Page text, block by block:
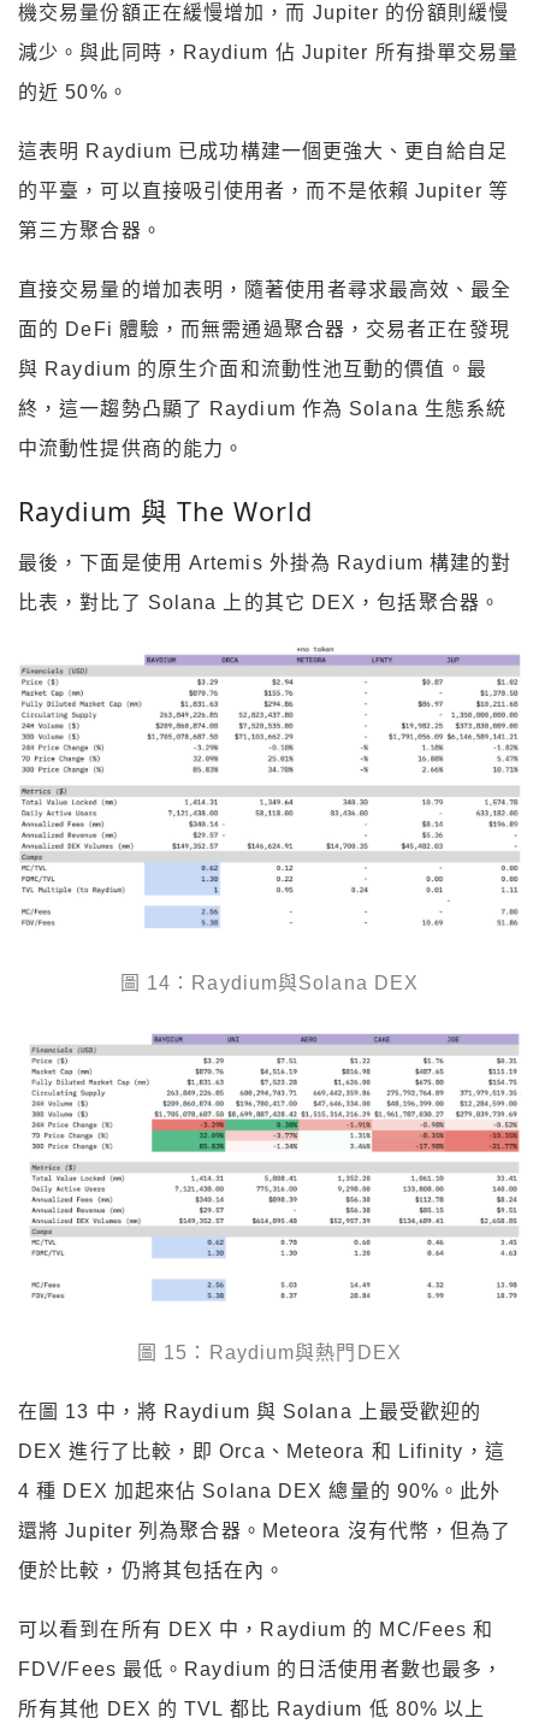
機交易量份額正在緩慢增加，而 Jupiter 的份額則緩慢
減少。與此同時，Raydium 佔 Jupiter 所有掛單交易量
的近 50%。
這表明 Raydium 已成功構建一個更強大、更自給自足
的平臺，可以直接吸引使用者，而不是依賴 Jupiter 等
第三方聚合器。
直接交易量的增加表明，隨著使用者尋求最高效、最全
面的 DeFi 體驗，而無需通過聚合器，交易者正在發現
與 Raydium 的原生介面和流動性池互動的價值。最
終，這一趨勢凸顯了 Raydium 作為 Solana 生態系統
中流動性提供商的能力。
Raydium 與 The World
最後，下面是使用 Artemis 外掛為 Raydium 構建的對
比表，對比了 Solana 上的其它 DEX，包括聚合器。
圖 14：Raydium與Solana DEX
圖 15：Raydium與熱門DEX
在圖 13 中，將 Raydium 與 Solana 上最受歡迎的
DEX 進行了比較，即 Orca、Meteora 和 Lifinity，這
4 種 DEX 加起來佔 Solana DEX 總量的 90%。此外
還將 Jupiter 列為聚合器。Meteora 沒有代幣，但為了
便於比較，仍將其包括在內。
可以看到在所有 DEX 中，Raydium 的 MC/Fees 和
FDV/Fees 最低。Raydium 的日活使用者數也最多，
所有其他 DEX 的 TVL 都比 Raydium 低 80% 以上